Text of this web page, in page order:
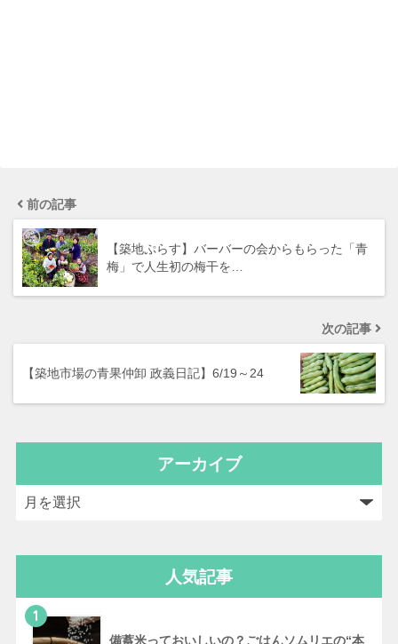
前の記事
【築地ぷらす】バーバーの会からもらった「青
梅」で人生初の梅干を…
次の記事
【築地市場の青果仲卸 政義日記】6/19～24
アーカイブ
人気記事
1
備蓄米っておいしいの？ごはんソムリエの“本